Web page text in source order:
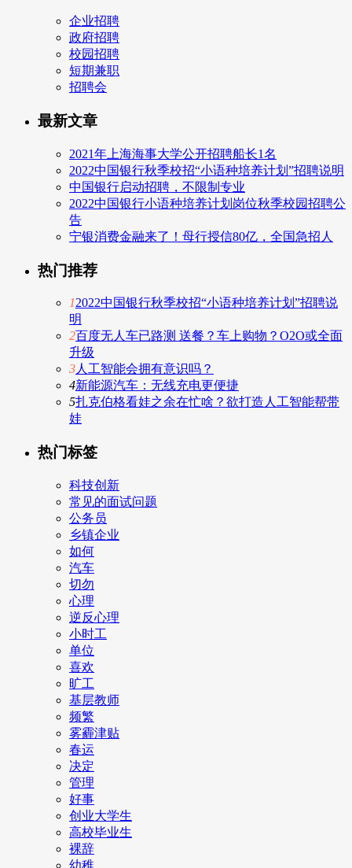
企业招聘
政府招聘
校园招聘
短期兼职
招聘会
最新文章
2021年上海海事大学公开招聘船长1名
2022中国银行秋季校招“小语种培养计划”招聘说明
中国银行启动招聘，不限制专业
2022中国银行小语种培养计划岗位秋季校园招聘公
告
宁银消费金融来了！母行授信80亿，全国急招人
热门推荐
12022中国银行秋季校招“小语种培养计划”招聘说
明
2百度无人车已路测 送餐？车上购物？O2O或全面
升级
3人工智能会拥有意识吗？
4新能源汽车：无线充电更便捷
5扎克伯格看娃之余在忙啥？欲打造人工智能帮带
娃
热门标签
科技创新
常见的面试问题
公务员
乡镇企业
如何
汽车
切勿
心理
逆反心理
小时工
单位
喜欢
旷工
基层教师
频繁
雾霾津贴
春运
决定
管理
好事
创业大学生
高校毕业生
裸辞
幼稚